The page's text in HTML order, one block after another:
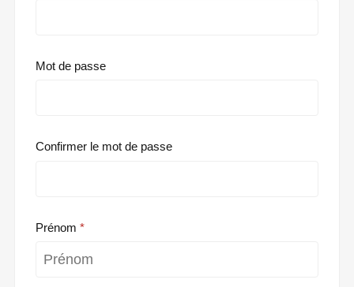
Mot de passe
Confirmer le mot de passe
Prénom